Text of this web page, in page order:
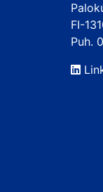
FI-
Puh.